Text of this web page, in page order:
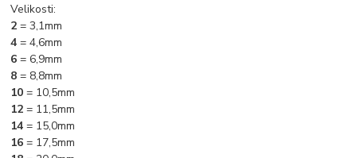
Velikosti:
2 = 3,1mm
4 = 4,6mm
6 = 6,9mm
8 = 8,8mm
10 = 10,5mm
12 = 11,5mm
14 = 15,0mm
16 = 17,5mm